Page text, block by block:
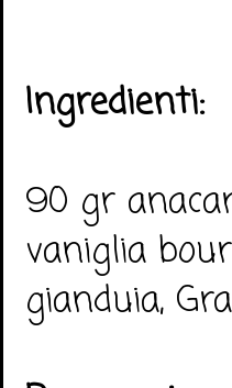
Ingredienti:
90 gr
vaniglia
gianduia,